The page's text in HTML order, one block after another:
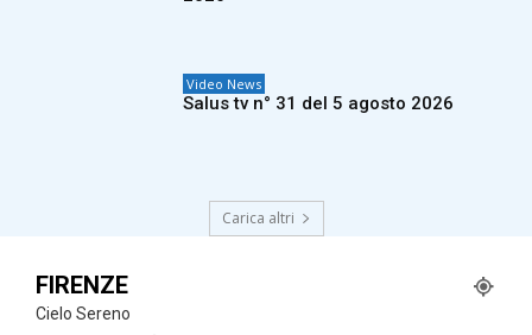
Video News
Salus tv n° 31 del 5 agosto 2026
Carica altri
FIRENZE
Cielo Sereno